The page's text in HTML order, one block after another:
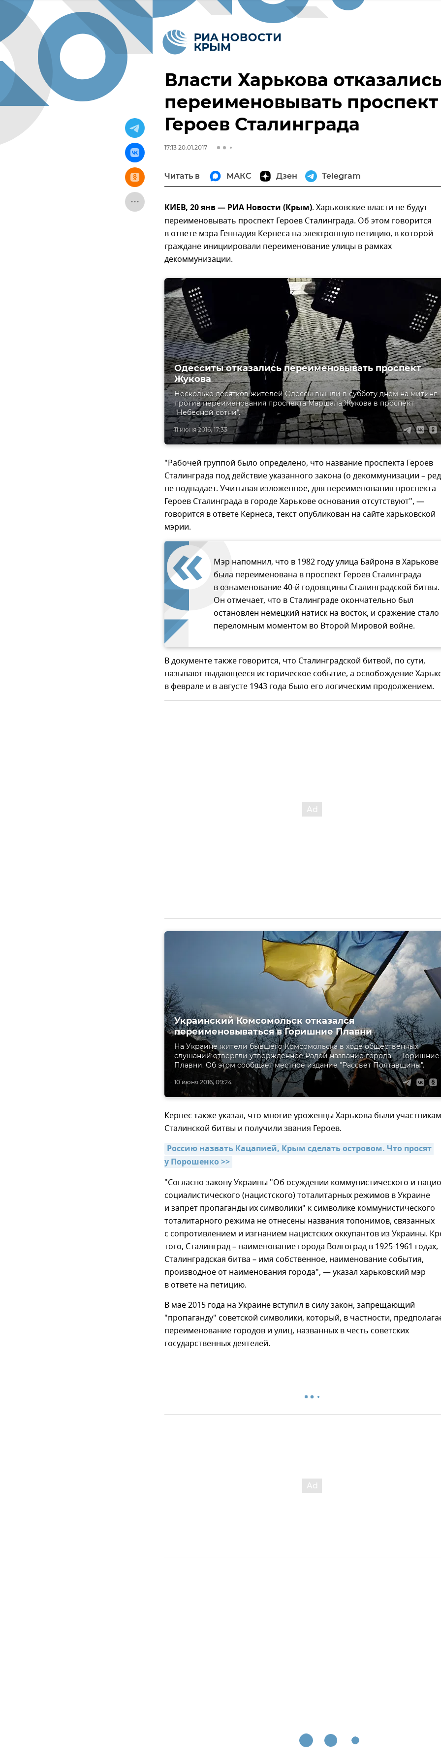
Власти Харькова
переименовывать проспект
Героев Сталинграда
17:13 20.01.2017
Читать в МАКС Дзен Telegram
КИЕВ, 20 янв — РИА Новости (Крым). Харьковские власти не будут
переименовывать проспект Героев Сталинграда. Об этом говорится
в ответе мэра Геннадия Кернеса на электронную петицию, в которой
граждане инициировали переименование улицы в рамках
декоммунизации.
11 июня 2016, 17:33
Одесситы отказались переименовывать проспект
Жукова
Несколько десятков жителей Одессы вышли в субботу днем на митинг
против переименования проспекта Маршала Жукова в проспект
"Небесной сотни".
"Рабочей группой было определено, что название проспекта Героев
Сталинграда под действие указанного закона (о декоммунизации –
не подпадает. Учитывая изложенное, для переименования проспекта
Героев Сталинграда в городе Харькове основания отсутствуют", —
говорится в ответе Кернеса, текст опубликован на сайте харьковской
мэрии.
Мэр напомнил, что в 1982 году улица Байрона в Харькове
была переименована в проспект Героев Сталинграда
в ознаменование 40-й годовщины Сталинградской битвы.
Он отмечает, что в Сталинграде окончательно был
остановлен немецкий натиск на восток, и сражение стало
переломным моментом во Второй Мировой войне.
В документе также говорится, что Сталинградской битвой, по сути,
называют выдающееся историческое событие, а освобождение
в феврале и в августе 1943 года было его логическим продолжением.
10 июня 2016, 09:24
Украинский Комсомольск отказался
переименовываться в Горишние Плавни
На Украине жители бывшего Комсомольска в ходе общественных
слушаний отвергли утвержденное Радой название города — Горишние
Плавни. Об этом сообщает местное издание "Рассвет Полтавщины".
Кернес также указал, что многие уроженцы Харькова были
Сталинской битвы и получили звания Героев.
Россию назвать Кацапией, Крым сделать островом. Что просят
у Порошенко >>
"Согласно закону Украины "Об осуждении коммунистического и
социалистического (нацистского) тоталитарных режимов в Украине
и запрет пропаганды их символики" к символике коммунистического
тоталитарного режима не отнесены названия топонимов, связанных
с сопротивлением и изгнанием нацистских оккупантов из Украины.
того, Сталинград – наименование города Волгоград в 1925-1961 годах,
Сталинградская битва – имя собственное, наименование события,
производное от наименования города", — указал харьковский мэр
в ответе на петицию.
В мае 2015 года на Украине вступил в силу закон, запрещающий
"пропаганду" советской символики, который, в частности,
переименование городов и улиц, названных в честь советских
государственных деятелей.